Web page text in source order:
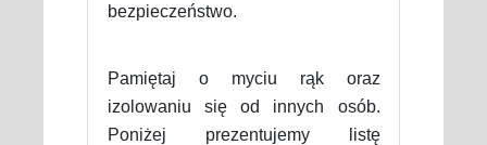
bezpieczeństwo.
Pamiętaj o myciu rąk oraz
izolowaniu się od innych osób.
Poniżej prezentujemy listę